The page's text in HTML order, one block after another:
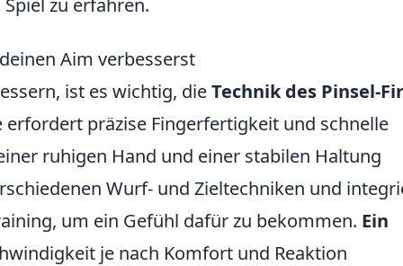
zu erfahren.
Aim verbesserst
ist es wichtig, dieTechnik des Pinsel-
präzise Fingerfertigkeit und schnelle
ruhigen Hand und einer stabilen Haltung
Wurf- und Zieltechniken und
um ein Gefühl dafür zu bekommen. Ein
je nach Komfort und Reaktion